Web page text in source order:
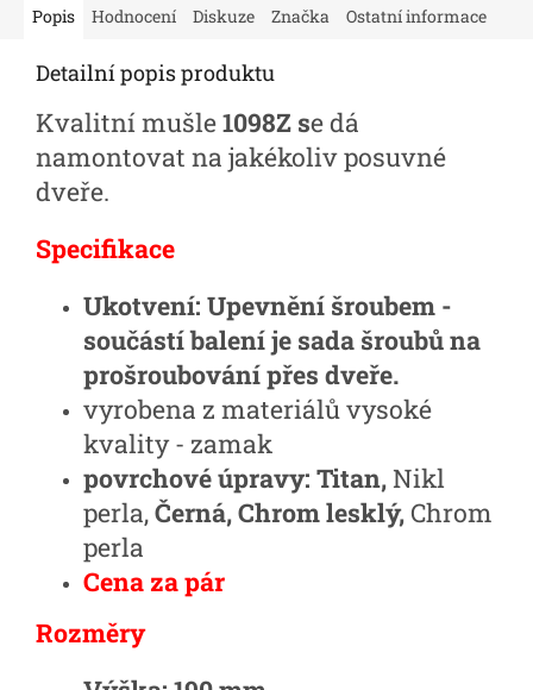
Popis Hodnocení Diskuze Značka Ostatní informace
Detailní popis produktu
Kvalitní mušle1098Z se dá
namontovat na jakékoliv posuvné
dveře.
Specifikace
Ukotvení: Upevnění šroubem -
součástí balení je sada šroubů na
prošroubování přes dveře.
vyrobena z materiálů vysoké
kvality - zamak
povrchové úpravy: Titan,Nikl
perla,Černá, Chrom lesklý,Chrom
perla
Cena za pár
Rozměry